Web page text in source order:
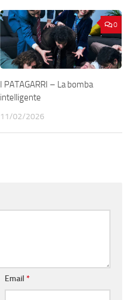
0
I PATAGARRI – La bomba
intelligente
11/02/2026
Email *